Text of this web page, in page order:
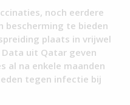
noch eerdere
bescherming te bieden
plaats in vrijwel
uit Qatar geven
al na enkele maanden
tegen infectie bij